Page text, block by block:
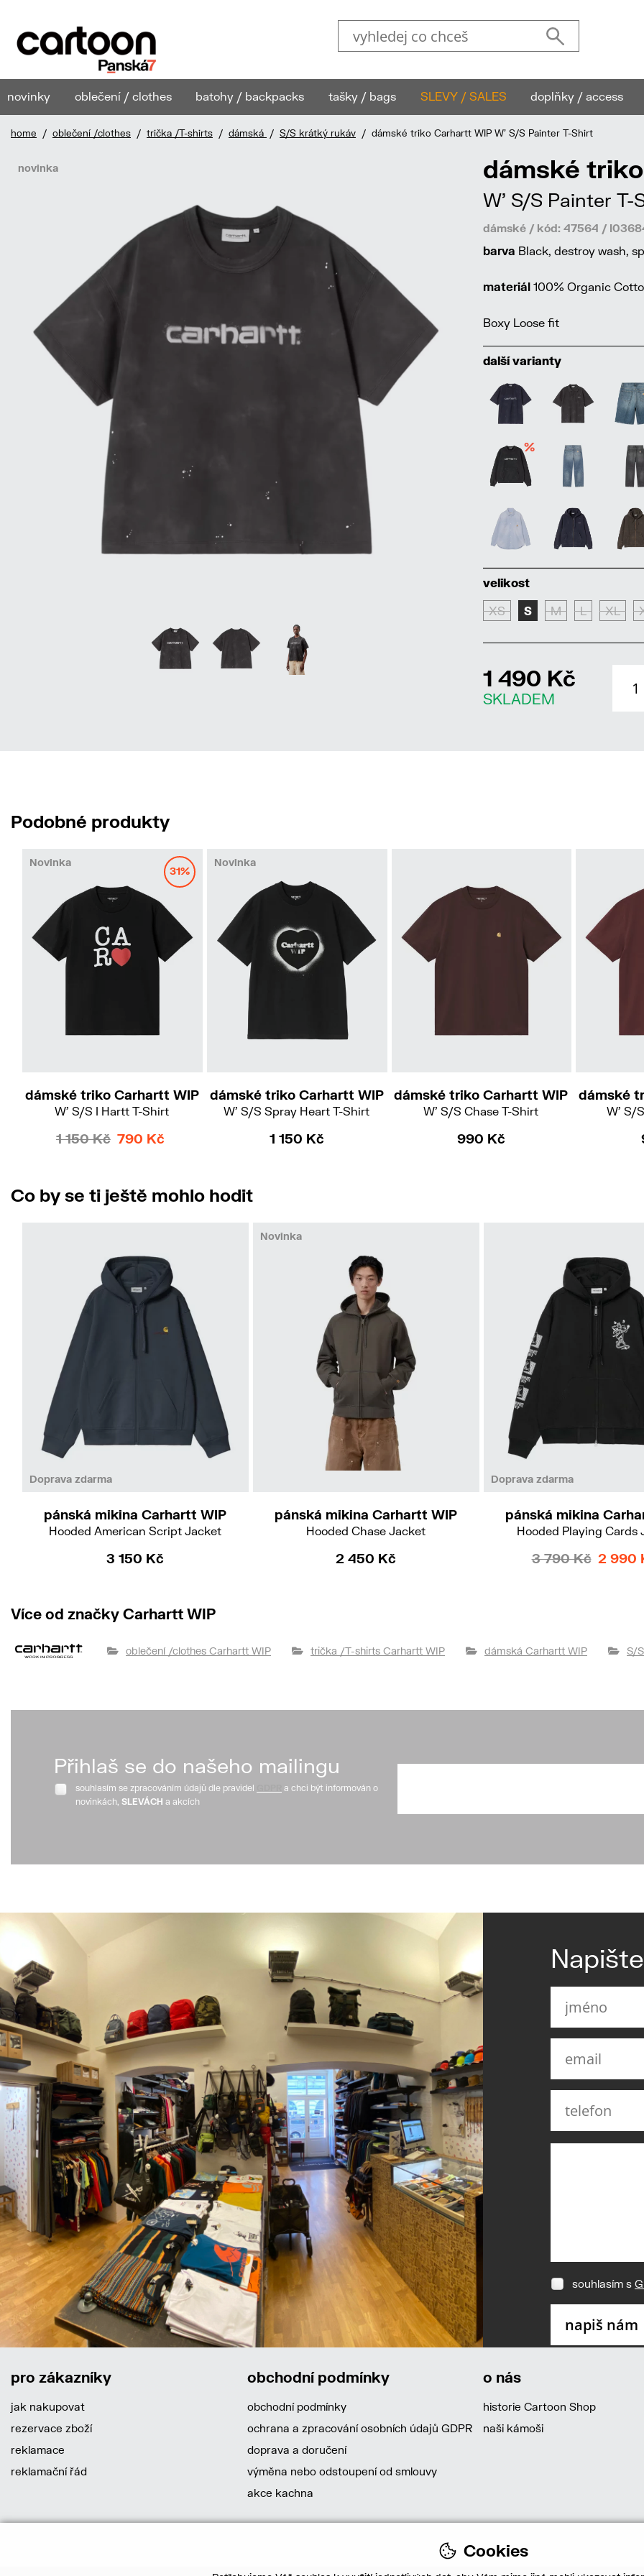
novinky oblečení / clothes batohy / backpacks tašky / bags SLEVY / SALES doplňky / access
home / oblečení /clothes / trička /T-shirts / dámská / S/S krátký rukáv / dámské triko Carhartt WIP W' S/S Painter T-Shirt
novinka dámské
W' S/S Painter T-
dámské / kód: 47564 /
barva Black, destroy wash,
materiál 100% Organic
Boxy Loose fit
další varianty
%
velikost
XS S M L XL
1 490 Kč
SKLADEM
Podobné produkty
31%
Novinka
dámské triko Carhartt WIP
W' S/S I Hartt T-Shirt
1 150 Kč 790 Kč
Novinka
dámské triko Carhartt WIP
W' S/S Spray Heart T-Shirt
1 150 Kč
dámské triko Carhartt WIP
W' S/S Chase T-Shirt
990 Kč
dámské
W' S/
Co by se ti ještě mohlo hodit
Doprava zdarma
pánská mikina Carhartt WIP
Hooded American Script Jacket
3 150 Kč
Novinka
pánská mikina Carhartt WIP
Hooded Chase Jacket
2 450 Kč
Doprava zdarmaM
pánská mikina
Hooded Playing Cards
3 790 Kč 2 990
Více od značky Carhartt WIP
oblečení /clothes Carhartt WIP trička /T-shirts Carhartt WIP dámská Carhartt WIP S/
Přihlaš se do našeho mailingu
souhlasím se zpracováním údajů dle pravidel
a chci být informován o
novinkách, SLEVÁCH a akcích
souhlasím s
pro zákazníky
jak nakupovat
rezervace zboží
reklamace
reklamační řád
obchodní podmínky
obchodní podmínky
ochrana a zpracování osobních údajů GDPR
doprava a doručení
výměna nebo odstoupení od smlouvy
akce kachna
o nás
historie Cartoon Shop
naši kámoši
Cookies